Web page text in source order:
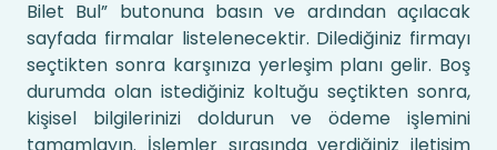
Bilet Bul” butonuna basın ve ardından açılacak
sayfada firmalar listelenecektir. Dilediğiniz firmayı
seçtikten sonra karşınıza yerleşim planı gelir. Boş
durumda olan istediğiniz koltuğu seçtikten sonra,
kişisel bilgilerinizi doldurun ve ödeme işlemini